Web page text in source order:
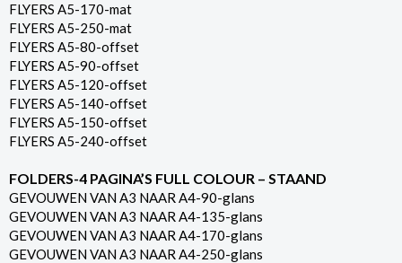
FLYERS A5-170-mat
FLYERS A5-250-mat
FLYERS A5-80-offset
FLYERS A5-90-offset
FLYERS A5-120-offset
FLYERS A5-140-offset
FLYERS A5-150-offset
FLYERS A5-240-offset
FOLDERS-4 PAGINA’S FULL COLOUR – STAAND
GEVOUWEN VAN A3 NAAR A4-90-glans
GEVOUWEN VAN A3 NAAR A4-135-glans
GEVOUWEN VAN A3 NAAR A4-170-glans
GEVOUWEN VAN A3 NAAR A4-250-glans